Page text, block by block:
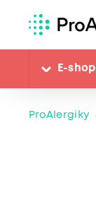
E-shop
ProAlergiky